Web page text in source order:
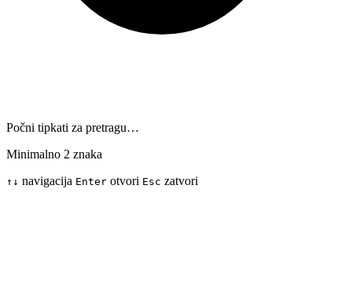
Počni tipkati za pretragu…
Minimalno 2 znaka
↑ ↓ navigacija Enter otvori Esc zatvori